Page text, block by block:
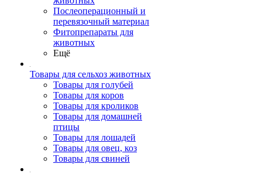
Послеоперационный и
перевязочный материал
Фитопрепараты для
животных
Ещё
Товары для сельхоз животных
Товары для голубей
Товары для коров
Товары для кроликов
Товары для домашней
птицы
Товары для лошадей
Товары для овец, коз
Товары для свиней